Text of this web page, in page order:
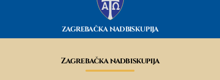
ZAGREBAČKA NADBISKUPIJA
Zagrebačka nadbiskupija